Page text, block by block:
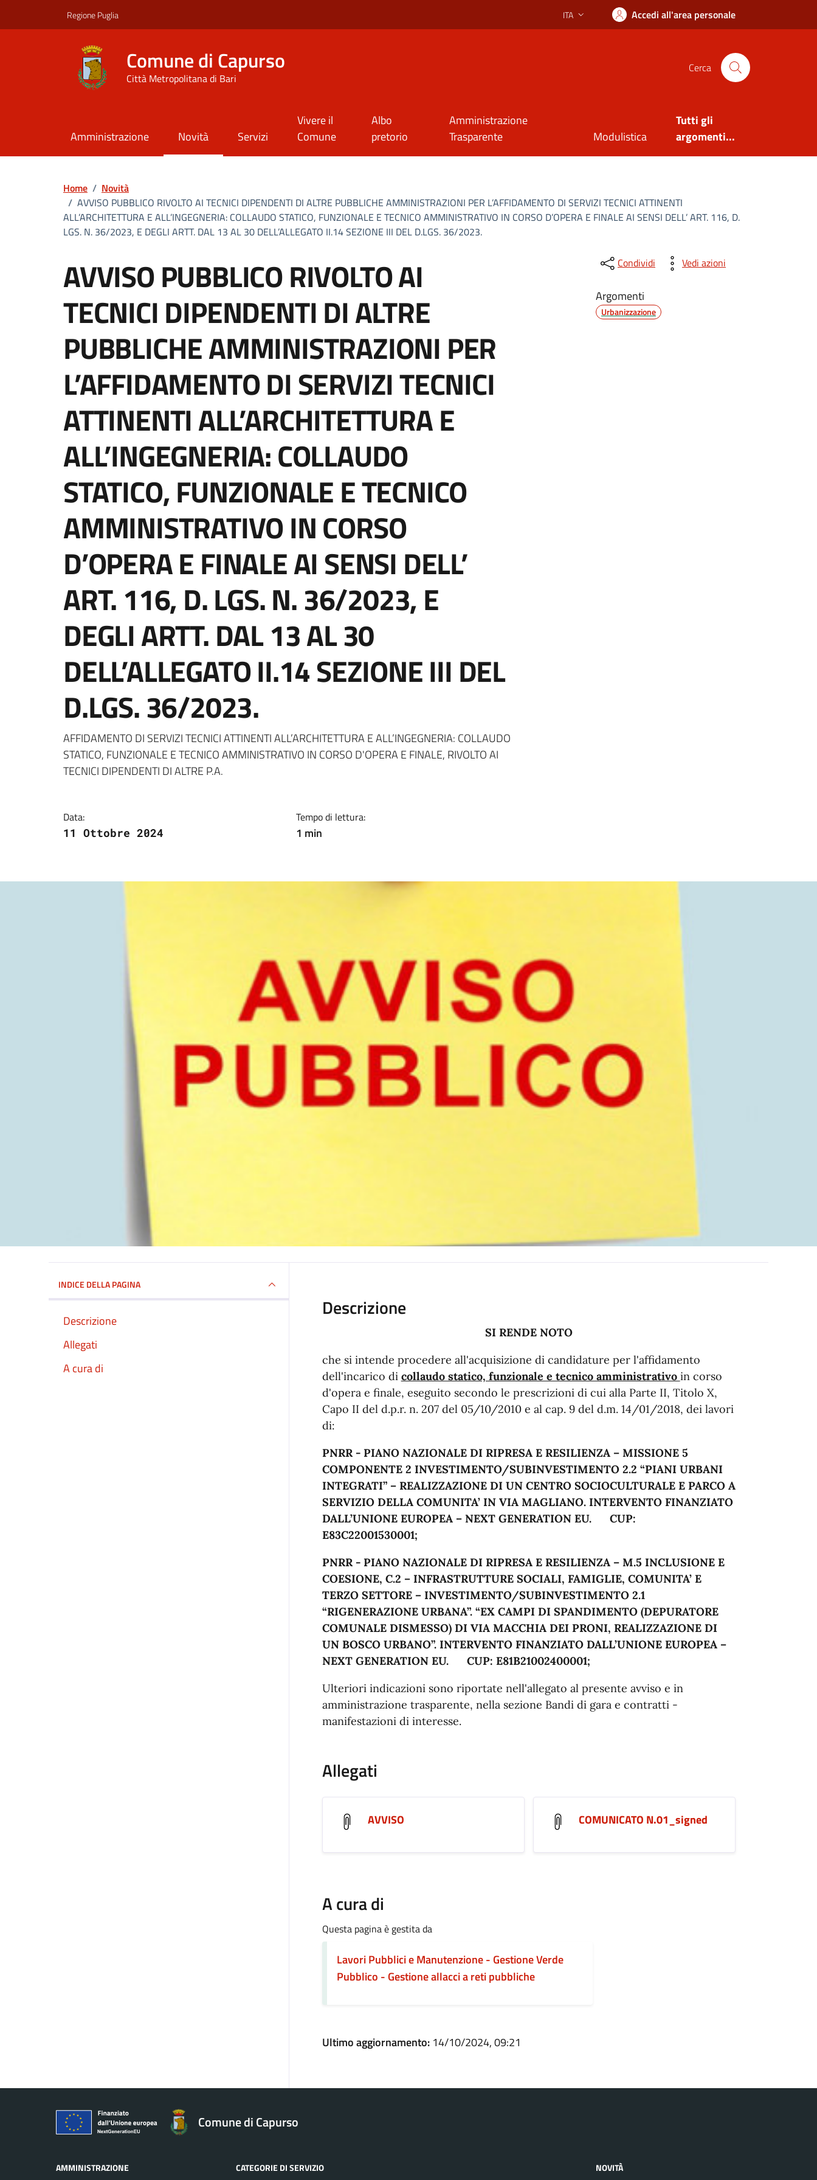
Regione Puglia Lingua attiva:
ITA Accedi all'area personale
Comune di Capurso
Città Metropolitana di Bari
Cerca
Amministrazione Novità Servizi
Vivere il
Comune
Albo
pretorio
Amministrazione
Trasparente
Modulistica
Tutti gli
argomenti...
Home / Novità
/ AVVISO PUBBLICO RIVOLTO AI TECNICI DIPENDENTI DI ALTRE PUBBLICHE AMMINISTRAZIONI PER L’AFFIDAMENTO DI SERVIZI TECNICI ATTINENTI
ALL’ARCHITETTURA E ALL’INGEGNERIA: COLLAUDO STATICO, FUNZIONALE E TECNICO AMMINISTRATIVO IN CORSO D’OPERA E FINALE AI SENSI DELL’ ART. 116, D.
LGS. N. 36/2023, E DEGLI ARTT. DAL 13 AL 30 DELL’ALLEGATO II.14 SEZIONE III DEL D.LGS. 36/2023.
AVVISO PUBBLICO RIVOLTO AI
TECNICI DIPENDENTI DI ALTRE
PUBBLICHE AMMINISTRAZIONI PER
L’AFFIDAMENTO DI SERVIZI TECNICI
ATTINENTI ALL’ARCHITETTURA E
ALL’INGEGNERIA: COLLAUDO
STATICO, FUNZIONALE E TECNICO
AMMINISTRATIVO IN CORSO
D’OPERA E FINALE AI SENSI DELL’
ART. 116, D. LGS. N. 36/2023, E
DEGLI ARTT. DAL 13 AL 30
DELL’ALLEGATO II.14 SEZIONE III DEL
D.LGS. 36/2023.
Dettagli della notizia
AFFIDAMENTO DI SERVIZI TECNICI ATTINENTI ALL’ARCHITETTURA E ALL’INGEGNERIA: COLLAUDO
STATICO, FUNZIONALE E TECNICO AMMINISTRATIVO IN CORSO D'OPERA E FINALE, RIVOLTO AI
TECNICI DIPENDENTI DI ALTRE P.A.
Data:
11 Ottobre 2024
Tempo di lettura:
1 min
Condividi Vedi azioni
Argomenti
Urbanizzazione
INDICE DELLA PAGINA
Descrizione
Allegati
A cura di
Descrizione
SI RENDE NOTO
che si intende procedere all'acquisizione di candidature per l'affidamento
dell'incarico di collaudo statico, funzionale e tecnico amministrativo in corso
d'opera e finale, eseguito secondo le prescrizioni di cui alla Parte II, Titolo X,
Capo II del d.p.r. n. 207 del 05/10/2010 e al cap. 9 del d.m. 14/01/2018, dei lavori
di:
PNRR - PIANO NAZIONALE DI RIPRESA E RESILIENZA – MISSIONE 5
COMPONENTE 2 INVESTIMENTO/SUBINVESTIMENTO 2.2 “PIANI URBANI
INTEGRATI” – REALIZZAZIONE DI UN CENTRO SOCIOCULTURALE E PARCO A
SERVIZIO DELLA COMUNITA’ IN VIA MAGLIANO. INTERVENTO FINANZIATO
DALL’UNIONE EUROPEA – NEXT GENERATION EU.CUP:
E83C22001530001;
PNRR - PIANO NAZIONALE DI RIPRESA E RESILIENZA – M.5 INCLUSIONE E
COESIONE, C.2 – INFRASTRUTTURE SOCIALI, FAMIGLIE, COMUNITA’ E
TERZO SETTORE – INVESTIMENTO/SUBINVESTIMENTO 2.1
“RIGENERAZIONE URBANA”. “EX CAMPI DI SPANDIMENTO (DEPURATORE
COMUNALE DISMESSO) DI VIA MACCHIA DEI PRONI, REALIZZAZIONE DI
UN BOSCO URBANO”. INTERVENTO FINANZIATO DALL’UNIONE EUROPEA –
NEXT GENERATION EU.CUP: E81B21002400001;
Ulteriori indicazioni sono riportate nell'allegato al presente avviso e in
amministrazione trasparente, nella sezione Bandi di gara e contratti -
manifestazioni di interesse.
Allegati
AVVISO COMUNICATO N.01_signed
A cura di
Questa pagina è gestita da
Lavori Pubblici e Manutenzione - Gestione Verde
Pubblico - Gestione allacci a reti pubbliche
Ultimo aggiornamento: 14/10/2024, 09:21
Comune di Capurso
AMMINISTRAZIONE CATEGORIE DI SERVIZIO NOVITÀ